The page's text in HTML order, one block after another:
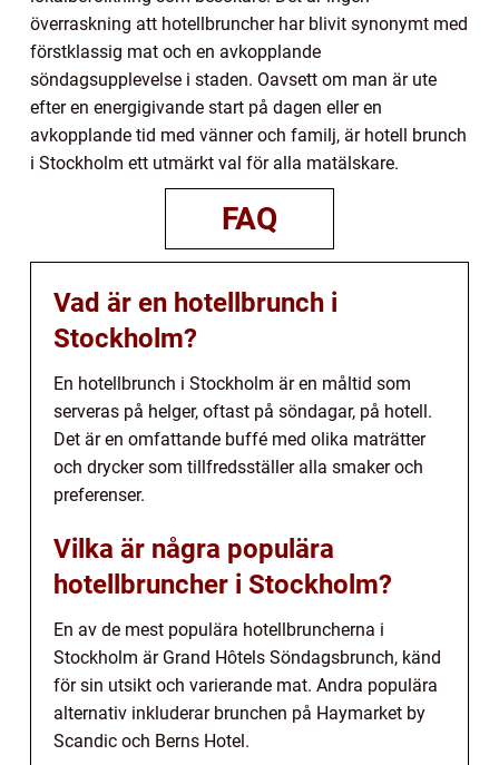
överraskning att hotellbruncher har blivit synonymt med
förstklassig mat och en avkopplande
söndagsupplevelse i staden. Oavsett om man är ute
efter en energigivande start på dagen eller en
avkopplande tid med vänner och familj, är hotell brunch
i Stockholm ett utmärkt val för alla matälskare.
FAQ
Vad är en hotellbrunch i
Stockholm?
En hotellbrunch i Stockholm är en måltid som
serveras på helger, oftast på söndagar, på hotell.
Det är en omfattande buffé med olika maträtter
och drycker som tillfredsställer alla smaker och
preferenser.
Vilka är några populära
hotellbruncher i Stockholm?
En av de mest populära hotellbruncherna i
Stockholm är Grand Hôtels Söndagsbrunch, känd
för sin utsikt och varierande mat. Andra populära
alternativ inkluderar brunchen på Haymarket by
Scandic och Berns Hotel.